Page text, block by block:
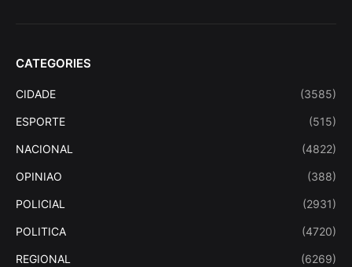
CATEGORIES
CIDADE (3585)
ESPORTE (515)
NACIONAL (4822)
OPINIAO (388)
POLICIAL (2931)
POLITICA (4720)
REGIONAL (6269)